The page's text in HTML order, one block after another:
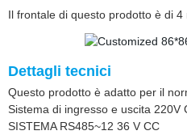
Il frontale di questo prodotto è di
Dettagli tecnici
Questo prodotto è adatto per il
Sistema di ingresso e uscita 220V
SISTEMA RS485~12 36 V CC